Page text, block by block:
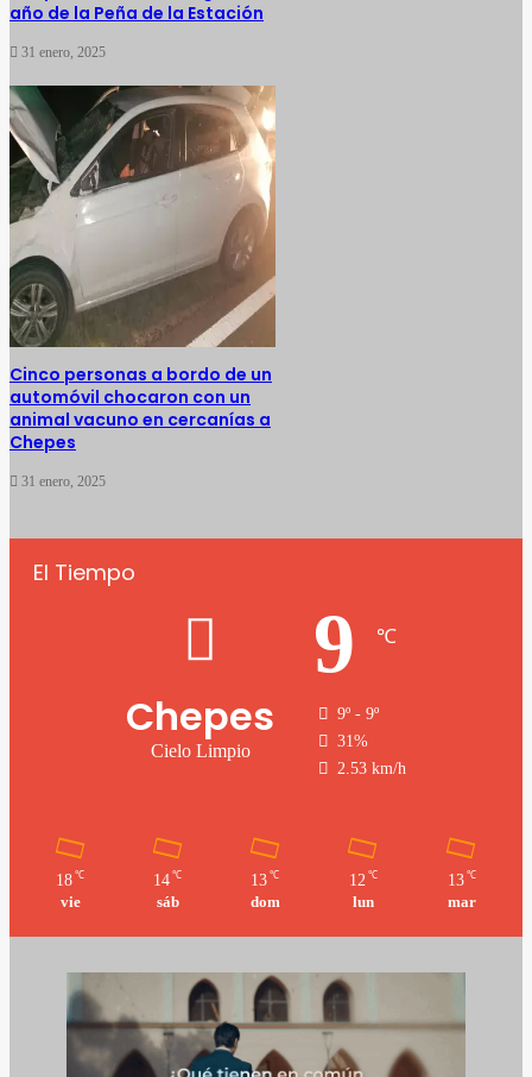
año de la Peña de la Estación
31 enero, 2025
Cinco personas a bordo de un
automóvil chocaron con un
animal vacuno en cercanías a
Chepes
31 enero, 2025
El Tiempo
Chepes
Cielo Limpio
9 ℃
9º - 9º
31%
2.53 km/h
18 ℃
vie
14 ℃
sáb
13 ℃
dom
12 ℃
lun
13 ℃
mar